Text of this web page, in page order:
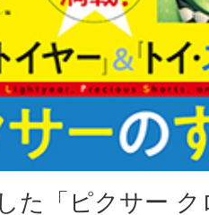
た「ピクサー